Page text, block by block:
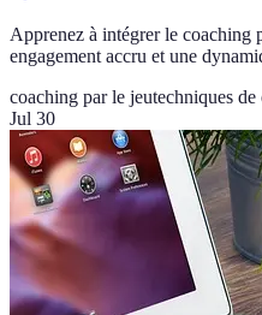
Apprenez à intégrer le coaching
engagement accru et une
coaching par le jeutechniques
Jul 30